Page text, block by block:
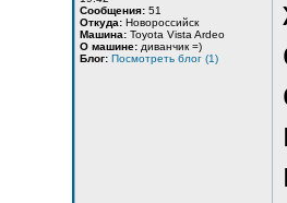
Сообщения: 51
Откуда: Новороссийск
Машина: Toyota Vista Ardeo
О машине: диванчик =)
Блог: Посмотреть блог (1)